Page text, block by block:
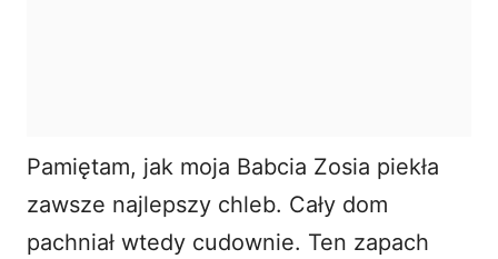
Pamiętam, jak moja Babcia Zosia piekła
zawsze najlepszy chleb. Cały dom
pachniał wtedy cudownie. Ten zapach